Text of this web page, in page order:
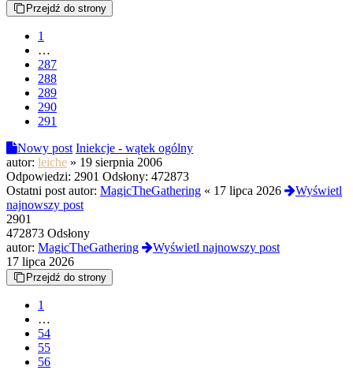
Przejdź do strony
1
…
287
288
289
290
291
Nowy post Iniekcje - wątek ogólny
autor: leiche » 19 sierpnia 2006
Odpowiedzi: 2901 Odsłony: 472873
Ostatni post autor: MagicTheGathering « 17 lipca 2026
Wyświetl
najnowszy post
2901
472873 Odsłony
autor: MagicTheGathering
Wyświetl najnowszy post
17 lipca 2026
Przejdź do strony
1
…
54
55
56